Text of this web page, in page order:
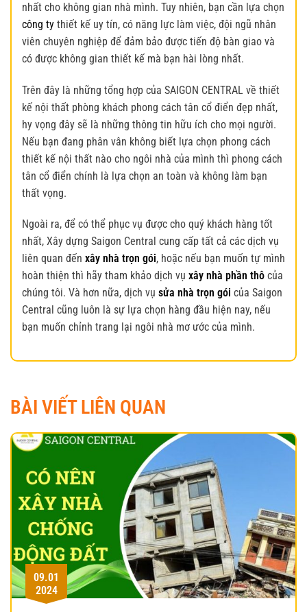
nhất cho không gian nhà mình. Tuy nhiên, bạn cần lựa chọn
công ty thiết kế uy tín, có năng lực làm việc, đội ngũ nhân
viên chuyên nghiệp để đảm bảo được tiến độ bàn giao và
có được không gian thiết kế mà bạn hài lòng nhất.
Trên đây là những tổng hợp của SAIGON CENTRAL về thiết
kế nội thất phòng khách phong cách tân cổ điển đẹp nhất,
hy vọng đây sẽ là những thông tin hữu ích cho mọi người.
Nếu bạn đang phân vân không biết lựa chọn phong cách
thiết kế nội thất nào cho ngôi nhà của mình thì phong cách
tân cổ điển chính là lựa chọn an toàn và không làm bạn
thất vọng.
Ngoài ra, để có thể phục vụ được cho quý khách hàng tốt
nhất, Xây dựng Saigon Central cung cấp tất cả các dịch vụ
liên quan đến xây nhà trọn gói, hoặc nếu bạn muốn tự mình
hoàn thiện thì hãy tham khảo dịch vụ xây nhà phần thô của
chúng tôi. Và hơn nữa, dịch vụ sửa nhà trọn gói của Saigon
Central cũng luôn là sự lựa chọn hàng đầu hiện nay, nếu
bạn muốn chỉnh trang lại ngôi nhà mơ ước của mình.
BÀI VIẾT LIÊN QUAN
09.01
2024